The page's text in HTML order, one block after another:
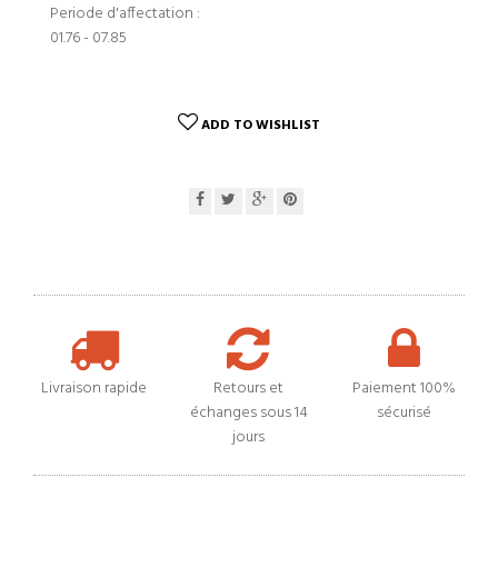
Periode d'affectation :
01.76 - 07.85
ADD TO WISHLIST
Livraison rapide
Retours et
échanges sous 14
jours
Paiement 100%
sécurisé